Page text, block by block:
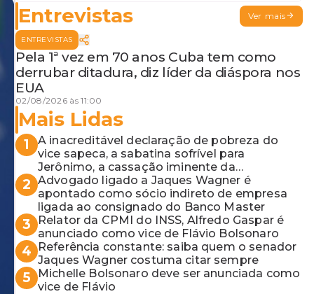
Entrevistas Ver mais
ENTREVISTAS
Pela 1ª vez em 70 anos Cuba tem como
derrubar ditadura, diz líder da diáspora nos
EUA
02/08/2026 às 11:00
Mais Lidas
1
A inacreditável declaração de pobreza do
vice sapeca, a sabatina sofrível para
Jerônimo, a cassação iminente da
desembargadora e a vaga do Quinto para o
MP baiano
2 Advogado ligado a Jaques Wagner é
apontado como sócio indireto de empresa
ligada ao consignado do Banco Master
3
Relator da CPMI do INSS, Alfredo Gaspar é
anunciado como vice de Flávio Bolsonaro
4
Referência constante: saiba quem o senador
Jaques Wagner costuma citar sempre
5
Michelle Bolsonaro deve ser anunciada como
vice de Flávio